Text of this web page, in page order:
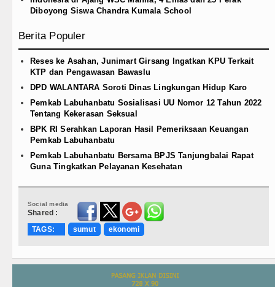
Diboyong Siswa Chandra Kumala School
Berita Populer
Reses ke Asahan, Junimart Girsang Ingatkan KPU Terkait
KTP dan Pengawasan Bawaslu
DPD WALANTARA Soroti Dinas Lingkungan Hidup Karo
Pemkab Labuhanbatu Sosialisasi UU Nomor 12 Tahun 2022
Tentang Kekerasan Seksual
BPK RI Serahkan Laporan Hasil Pemeriksaan Keuangan
Pemkab Labuhanbatu
Pemkab Labuhanbatu Bersama BPJS Tanjungbalai Rapat
Guna Tingkatkan Pelayanan Kesehatan
Social media
Shared :
TAGS:
sumut ekonomi